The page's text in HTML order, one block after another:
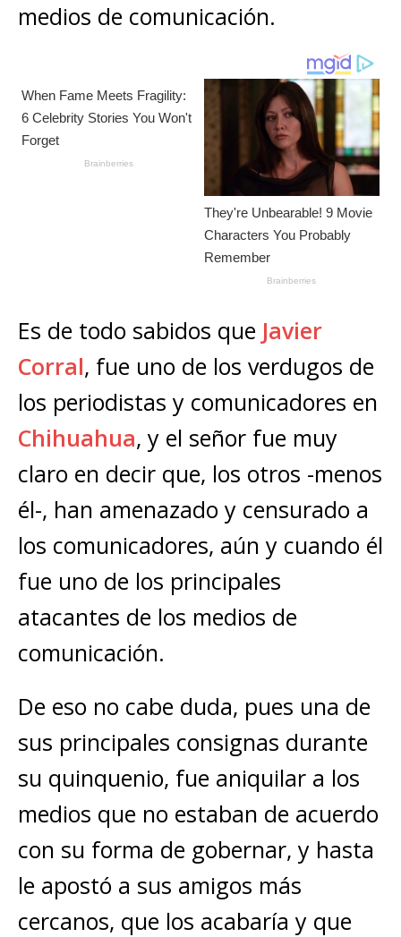
medios de comunicación.
Es de todo sabidos que Javier
Corral, fue uno de los verdugos de
los periodistas y comunicadores en
Chihuahua, y el señor fue muy
claro en decir que, los otros -menos
él-, han amenazado y censurado a
los comunicadores, aún y cuando él
fue uno de los principales
atacantes de los medios de
comunicación.
De eso no cabe duda, pues una de
sus principales consignas durante
su quinquenio, fue aniquilar a los
medios que no estaban de acuerdo
con su forma de gobernar, y hasta
le apostó a sus amigos más
cercanos, que los acabaría y que